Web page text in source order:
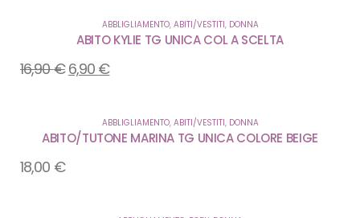
ABBLIGLIAMENTO, ABITI/VESTITI, DONNA
ABITO KYLIE TG UNICA COL A SCELTA
16,90€ 6,90 €
ABBLIGLIAMENTO, ABITI/VESTITI, DONNA
ABITO/TUTONE MARINA TG UNICA COLORE BEIGE
18,00 €